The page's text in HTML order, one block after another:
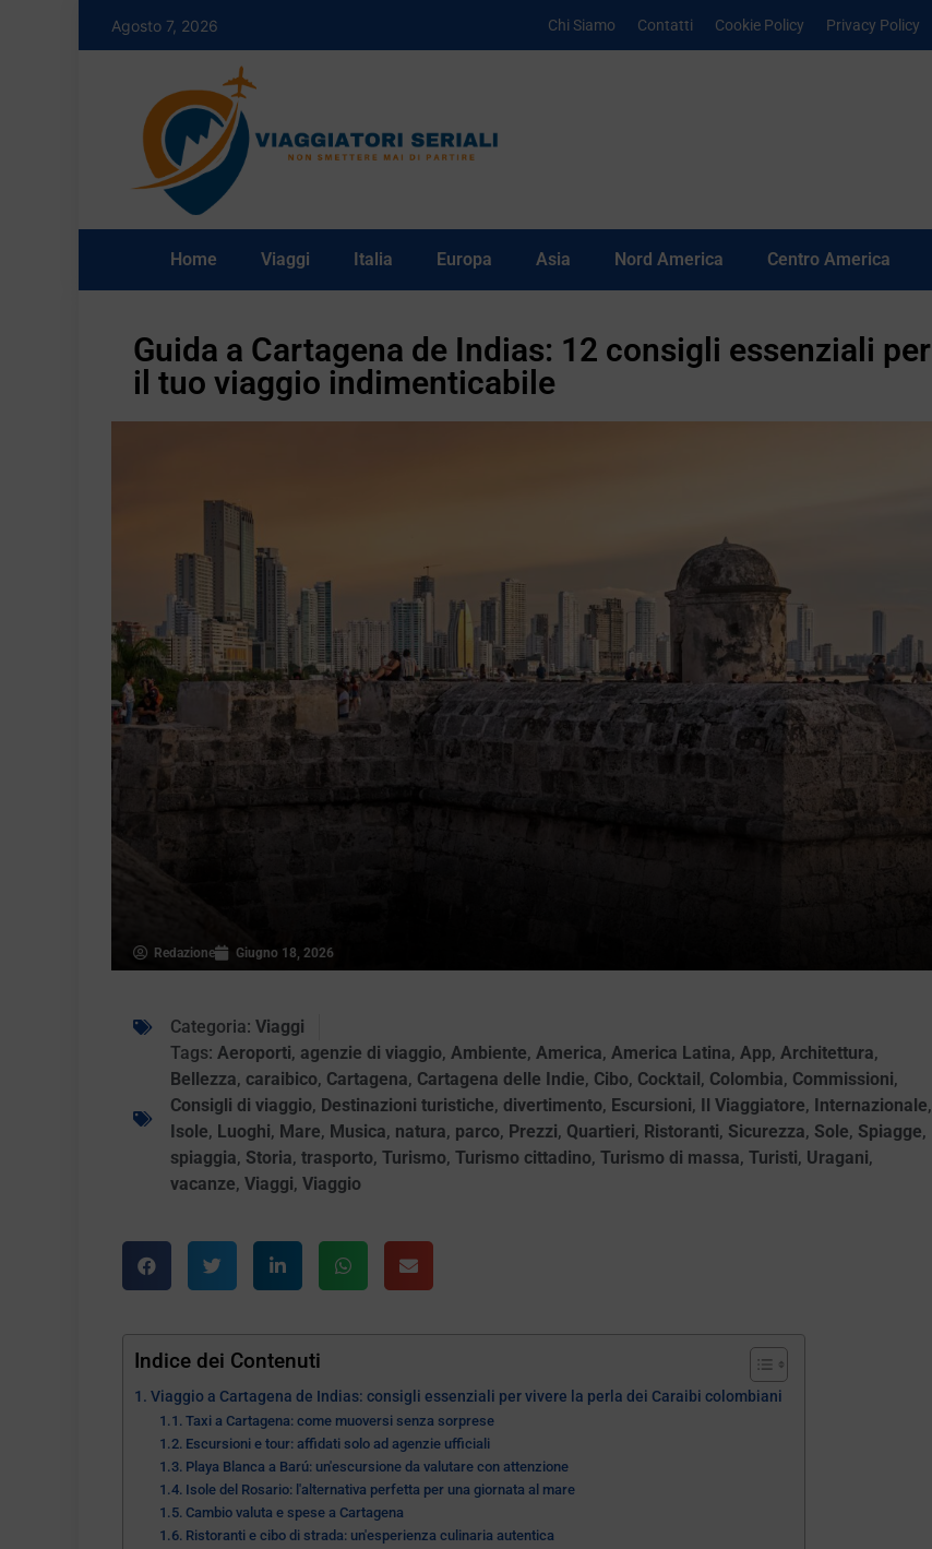
Agosto 7, 2026 Chi Siamo Contatti Cookie Policy Privacy Policy
Home Viaggi Italia Europa Asia Nord America Centro America
Guida a Cartagena de Indias: 12 consigli essenziali per
il tuo viaggio indimenticabile
Redazione Giugno 18, 2026
Categoria: Viaggi
Tags: Aeroporti, agenzie di viaggio, Ambiente, America, America Latina, App, Architettura,
Bellezza, caraibico, Cartagena, Cartagena delle Indie, Cibo, Cocktail, Colombia, Commissioni,
Consigli di viaggio, Destinazioni turistiche, divertimento, Escursioni, Il Viaggiatore, Internazionale,
Isole, Luoghi, Mare, Musica, natura, parco, Prezzi, Quartieri, Ristoranti, Sicurezza, Sole, Spiagge,
spiaggia, Storia, trasporto, Turismo, Turismo cittadino, Turismo di massa, Turisti, Uragani,
vacanze, Viaggi, Viaggio
Indice dei Contenuti
Viaggio a Cartagena de Indias: consigli essenziali per vivere la perla dei Caraibi colombiani
Taxi a Cartagena: come muoversi senza sorprese
Escursioni e tour: affidati solo ad agenzie ufficiali
Playa Blanca a Barú: un'escursione da valutare con attenzione
Isole del Rosario: l'alternativa perfetta per una giornata al mare
Cambio valuta e spese a Cartagena
Ristoranti e cibo di strada: un'esperienza culinaria autentica